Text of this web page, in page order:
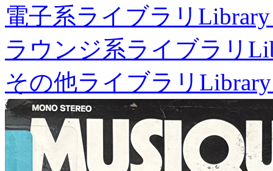
電子系ライブラリ
ラウンジ系ライブラリ
その他ライブラリ